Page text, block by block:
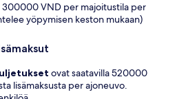
300000 VND per majoitustila per
yöpymisen keston mukaan)
ovat saatavilla 520000
lisämaksusta per ajoneuvo.